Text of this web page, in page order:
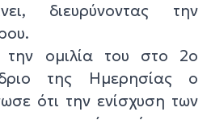
διευρύνοντας την
την ομιλία του στο 2ο
της Ημερησίας ο
ότι την ενίσχυση των